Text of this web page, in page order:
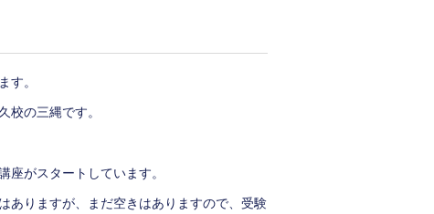
す。
校の三縄です。
座がスタートしています。
ありますが、まだ空きはありますので、受験